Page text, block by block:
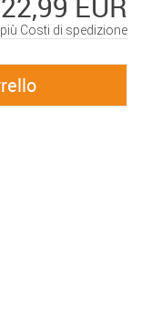
più Costi di spedizione